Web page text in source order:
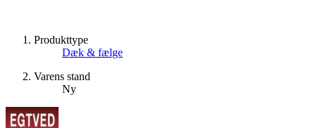
Produkttype
Dæk & fælge
Varens stand
Ny